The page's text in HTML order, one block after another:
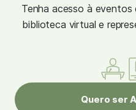
Tenha acesso à
biblioteca virtual e
Quero ser